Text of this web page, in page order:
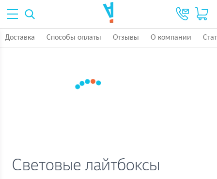
Доставка Способы оплаты Отзывы О компании
Световые лайтбоксы